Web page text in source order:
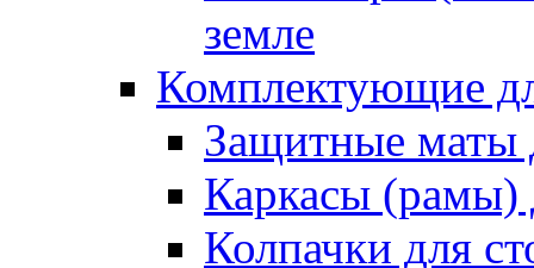
земле
Комплектующие
Защитные маты
Каркасы (рамы)
Колпачки для